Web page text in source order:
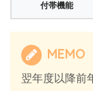
付帯機能
MEMO
翌年度以降前